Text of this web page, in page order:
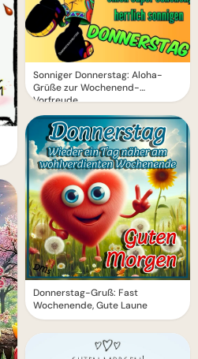
Sonniger Donnerstag: Aloha-
Grüße zur Wochenend-
Vorfreude
Donnerstag-Gruß: Fast
Wochenende, Gute Laune